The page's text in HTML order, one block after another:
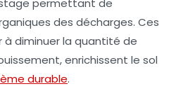
permettant de
des décharges. Ces
à diminuer la quantité de
enrichissent le sol
durable.